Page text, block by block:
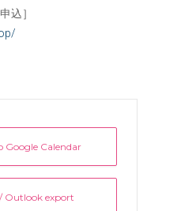
込］
Google Calendar
Outlook export